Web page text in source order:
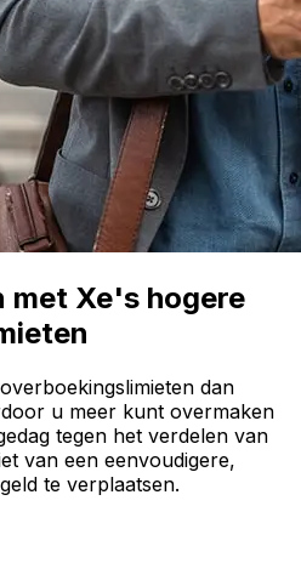
Xe's hogere
dan
u meer kunt overmaken
tegen het verdelen van
van een eenvoudigere,
te verplaatsen.